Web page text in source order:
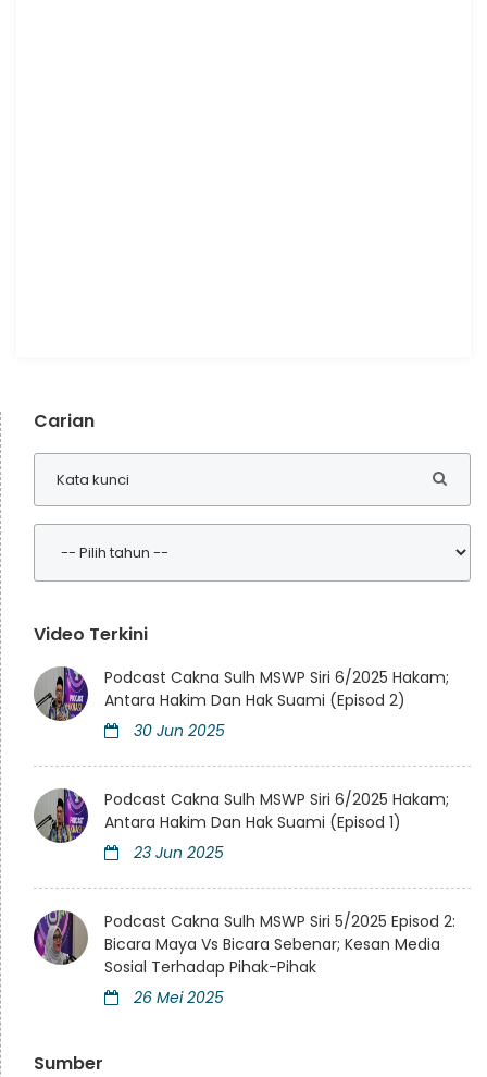
Carian
Video Terkini
Podcast Cakna Sulh MSWP Siri 6/2025 Hakam;
Antara Hakim Dan Hak Suami (Episod 2)
30 Jun 2025
Podcast Cakna Sulh MSWP Siri 6/2025 Hakam;
Antara Hakim Dan Hak Suami (Episod 1)
23 Jun 2025
Podcast Cakna Sulh MSWP Siri 5/2025 Episod 2:
Bicara Maya Vs Bicara Sebenar; Kesan Media
Sosial Terhadap Pihak-Pihak
26 Mei 2025
Sumber